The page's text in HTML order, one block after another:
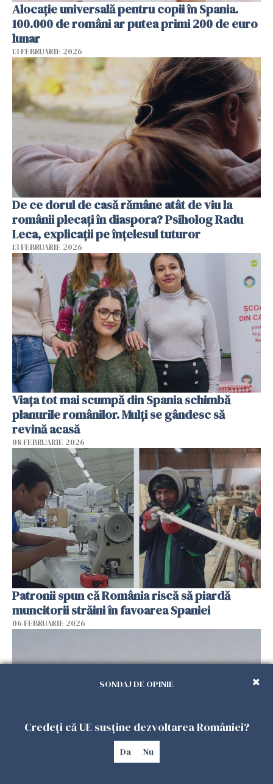
Alocație universală pentru copii în Spania.
100.000 de români ar putea primi 200 de euro
lunar
13 FEBRUARIE 2026
De ce dorul de casă rămâne atât de viu la
românii plecați în diaspora? Psiholog Radu
Leca, explicații pe înțelesul tuturor
13 FEBRUARIE 2026
Viața tot mai scumpă din Spania schimbă
planurile românilor. Mulți se gândesc să
revină acasă
08 FEBRUARIE 2026
Patronii spun că România riscă să piardă
muncitorii străini în favoarea Spaniei
06 FEBRUARIE 2026
SONDAJ DE OPINIE
Credeți că UE susține dezvoltarea României?
Da Nu